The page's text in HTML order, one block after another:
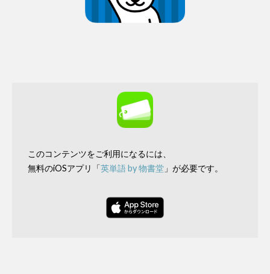
このコンテンツをご利用になるには、
無料のiOSアプリ「英単語 by 物書堂」が必要です。